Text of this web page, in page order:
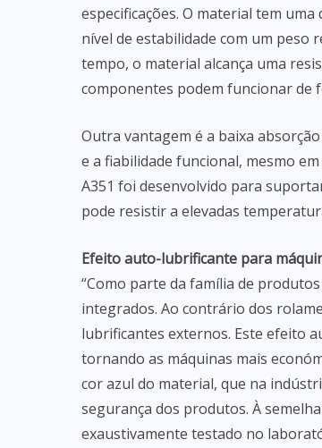
especificações. O material tem
nível de estabilidade com um peso
tempo, o material alcança uma
componentes podem funcionar de
Outra vantagem é a baixa
e a fiabilidade funcional, mesmo
A351 foi desenvolvido para
pode resistir a elevadas
Efeito auto-lubrificante para
“Como parte da família de
integrados. Ao contrário dos
lubrificantes externos. Este efeito
tornando as máquinas mais
cor azul do material, que na
segurança dos produtos. À
exaustivamente testado no